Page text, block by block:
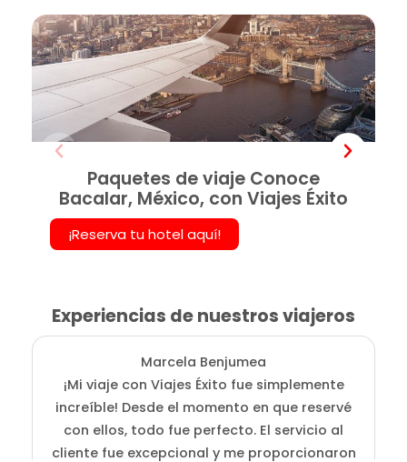
Paquetes de viaje Conoce
Bacalar, México, con Viajes Éxito
¡Reserva tu hotel aquí!
Experiencias de nuestros viajeros
Marcela Benjumea
¡Mi viaje con Viajes Éxito fue simplemente
increíble! Desde el momento en que reservé
con ellos, todo fue perfecto. El servicio al
cliente fue excepcional y me proporcionaron